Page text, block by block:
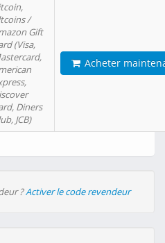
/
Gift
(Visa,
Diners
JCB)
Acheter
?Activer le code revendeur